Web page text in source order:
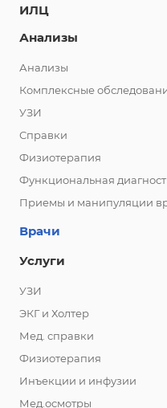
ИЛЦ
Анализы
Анализы
Комплексные
УЗИ
Справки
Физиотерапия
Функциональная
Приемы и манипуляции
Врачи
Услуги
УЗИ
ЭКГ и Холтер
Мед. справки
Физиотерапия
Инъекции и инфузии
Мед.осмотры